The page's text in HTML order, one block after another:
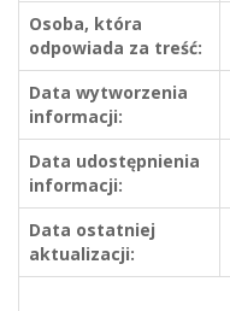
Osoba, która
odpowiada za treść:
Data wytworzenia
informacji:
Data udostępnienia
informacji:
Data ostatniej
aktualizacji: